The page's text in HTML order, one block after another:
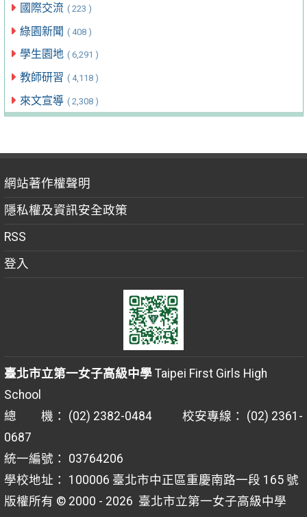
國際交流 ( 223 )
綠園新聞 ( 408 )
學生園地 ( 6,291 )
教師研習 ( 4,118 )
來文宣導 ( 2,308 )
網站著作權聲明
隱私權及資訊安全政策
RSS
登入
臺北市立第一女子高級中學Taipei First Girls High
School
總 機： (02) 2382-0484 校安專線： (02) 2361-
0687
統一編號： 03764206
學校地址： 100006 臺北市中正區重慶南路一段 165 號
版權所有 © 2000 - 2026 臺北市立第一女子高級中學